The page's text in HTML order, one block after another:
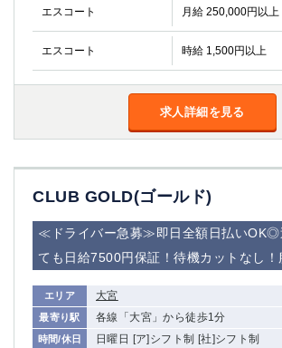
エスコート 月給 250,000円以上
エスコート 時給 1,500円以上
求人詳細を見る
CLUB GOLD(ゴールド)
≪ドライバー急募≫即日全額日払いOK◎
ても日給7500円保証！待機カットなし
エリア 大宮
最寄り駅 各線「大宮」から徒歩1分
時間/休日 日曜日 [ア]シフト制 [社]シフト制
湯島
久米川
関内
横浜
藤沢
平塚
武蔵小杉
橋本
小田原
横浜・桜木町
関内・馬車道・日ノ出町 武蔵新城
元住吉
戸塚
たまプラーザ
大船
相模原